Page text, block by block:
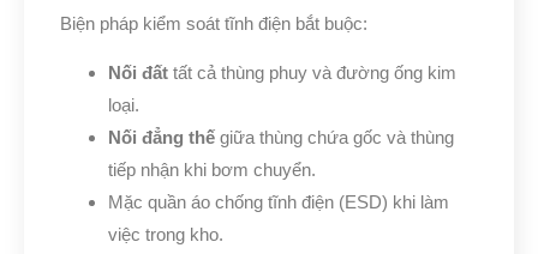
Biện pháp kiểm soát tĩnh điện bắt buộc:
Nối đất tất cả thùng phuy và đường ống kim
loại.
Nối đẳng thế giữa thùng chứa gốc và thùng
tiếp nhận khi bơm chuyển.
Mặc quần áo chống tĩnh điện (ESD) khi làm
việc trong kho.